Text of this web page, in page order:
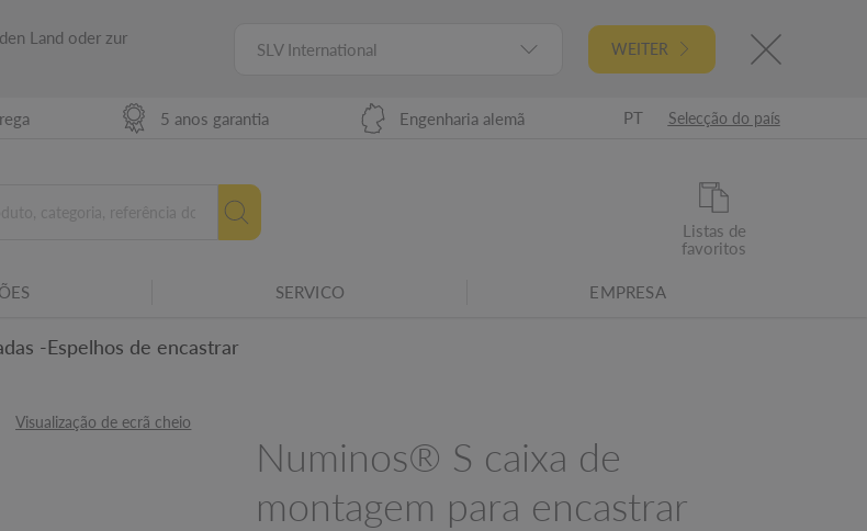
Land oder zur
SLV International WEITER
5 anos garantia Engenharia alemã PT Selecção do país
Listas de
favoritos
SERVICO EMPRESA
-Espelhos de encastrar
Visualização de ecrã cheio
Numinos® S caixa de
montagem para encastrar